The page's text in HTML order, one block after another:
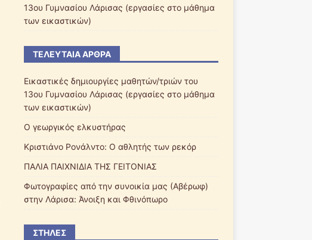
13ου Γυμνασίου Λάρισας (εργασίες στο μάθημα
των εικαστικών)
ΤΕΛΕΥΤΑΊΑ ΆΡΘΡΑ
Εικαστικές δημιουργίες μαθητών/τριών του
13ου Γυμνασίου Λάρισας (εργασίες στο μάθημα
των εικαστικών)
Ο γεωργικός ελκυστήρας
Κριστιάνο Ρονάλντο: Ο αθλητής των ρεκόρ
ΠΑΛΙΑ ΠΑΙΧΝΙΔΙΑ ΤΗΣ ΓΕΙΤΟΝΙΑΣ
Φωτογραφίες από την συνοικία μας (Αβέρωφ)
στην Λάρισα: Άνοιξη και Φθινόπωρο
ΣΤΉΛΕΣ